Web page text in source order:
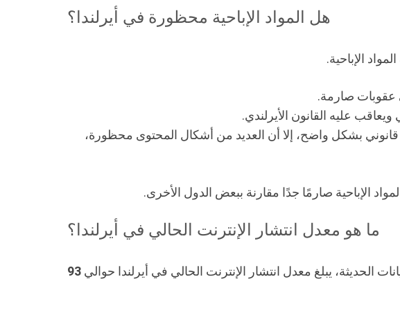
هل المواد الإباحية محظورة في أيرلندا؟
الإباحية.
عقوبات صارمة.
عليه القانون الأيرلندي.
قانوني بشكل واضح، إلا أن العديد من أشكال المحتوى محظورة،
الإباحية صارمًا جدًا مقارنة ببعض الدول الأخرى.
ما هو معدل انتشار الإنترنت الحالي في أيرلندا؟
الحديثة، يبلغ معدل انتشار الإنترنت الحالي في أيرلندا حوالي